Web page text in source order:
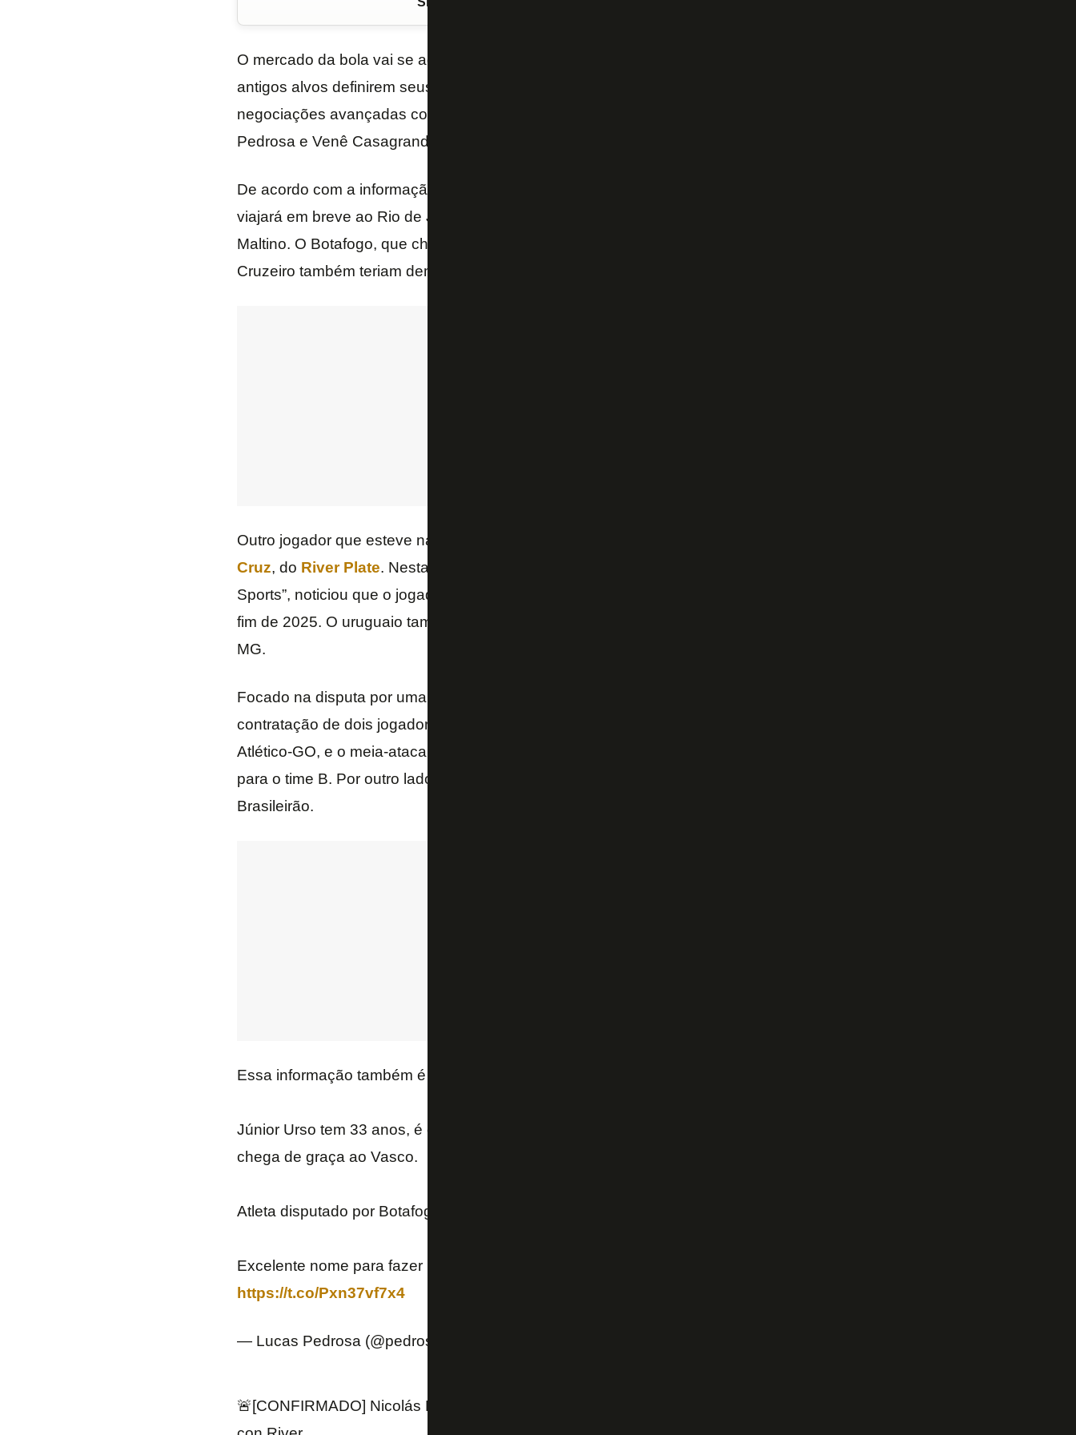
O mercado da bola vai se agitando novamente neste fim de ano, e o
antigos alvos definirem seus destinos. A começar pelo volante
negociações avançadas com o
Pedrosa e Venê Casagrande, do SBT.
De acordo com a informação, o volante já rescindiu o contrato com o
viajará em breve ao Rio de Janeiro para fazer exames médicos e assinar com o Cruz-
Maltino. O Botafogo, que chegou a negociar com o clube americano em julho, e o
Cruzeiro também teriam demonstrado interesse.
Outro jogador que esteve na mira do Botafogo no meio do ano é o meia Nicolás
Cruz, do River Plate. Nesta quinta-feira, o repórter César Luis Merlo, do canal “TyC
Sports”, noticiou que o jogador acertou a renovação do contrato com o River Plate até o
fim de 2025. O uruguaio também chegou a ser especulado no Palmeiras e no Atlético-
MG.
Focado na disputa por uma vaga na Libertadores, o Botafogo até agora fechou a
contratação de dois jogadores para a próxima temporada: o volante Marlon Freitas, do
Atlético-GO, e o meia-atacante Caio Vitor, do Volta Redonda, que chega inicialmente
para o time B. Por outro lado, o lateral-direito Saravia deixará o clube ao término do
Brasileirão.
Essa informação também é extremamente relevante.
Júnior Urso tem 33 anos, é experiente, sabe o que é vestir camisa de time grande e
chega de graça ao Vasco.
Atleta disputado por Botafogo e Cruzeiro também.
Excelente nome para fazer parte de um elenco que está se formando.
https://t.co/Pxn37vf7x4
— Lucas Pedrosa (@pedrosa)
🚨[CONFIRMADO] Nicolás De la Cruz firmará entre hoy y mañana su nuevo contrato